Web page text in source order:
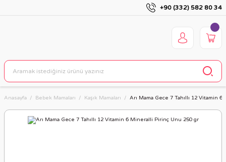
+90 (332) 582 80 34
Anasayfa Bebek Mamaları Kaşık Mamaları Arı Mama Gece 7 Tahıllı 12 Vitamin